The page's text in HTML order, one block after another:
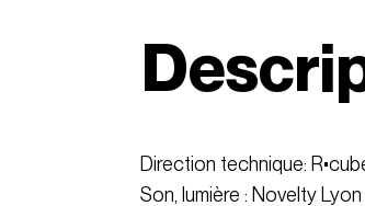
Direction technique:
Son, lumière : Novelty Lyon